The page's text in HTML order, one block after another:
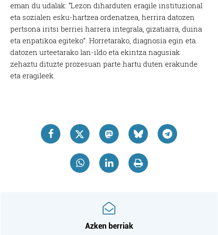
eman du udalak: “Lezon diharduten eragile instituzional
eta sozialen esku-hartzea ordenatzea, herrira datozen
pertsona iritsi berriei harrera integrala, gizatiarra, duina
eta enpatikoa egiteko”. Horretarako, diagnosia egin eta
datozen urteetarako lan-ildo eta ekintza nagusiak
zehaztu dituzte prozesuan parte hartu duten erakunde
eta eragileek.
Azken berriak